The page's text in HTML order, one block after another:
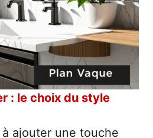
: le choix du style
ajouter une touche